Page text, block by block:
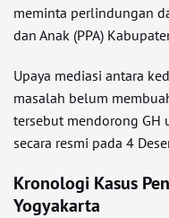
meminta perlindungan
dan Anak (PPA)
Upaya mediasi antara
masalah belum
tersebut mendorong
secara resmi pada 4
Kronologi Kasus
Yogyakarta